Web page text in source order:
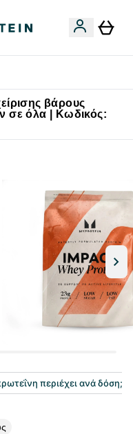
βάρους
σε όλα | Κωδικός: